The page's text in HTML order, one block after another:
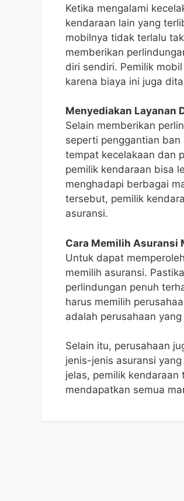
Ketika mengalami
kendaraan lain yang
mobilnya tidak terlalu
memberikan
diri sendiri. Pemilik
karena biaya ini juga
Menyediakan Layanan
Selain memberikan
seperti penggantian
tempat kecelakaan dan
pemilik kendaraan bisa
menghadapi berbagai
tersebut, pemilik
asuransi.
Cara Memilih Asuransi
Untuk dapat
memilih asuransi.
perlindungan penuh
harus memilih
adalah perusahaan
Selain itu, perusahaan
jenis-jenis asuransi
jelas, pemilik
mendapatkan semua